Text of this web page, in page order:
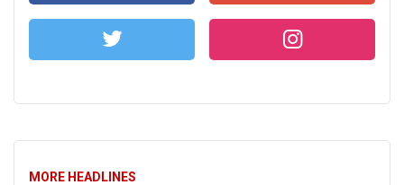
MORE HEADLINES